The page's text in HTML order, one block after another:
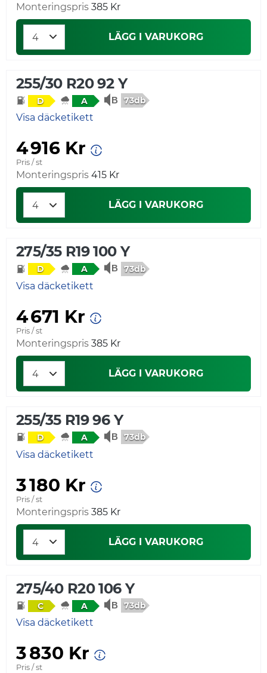
Monteringspris 385 Kr
LÄGG I VARUKORG
255/30 R20 92 Y
D A 73db
Visa däcketikett
4 916 Kr
Pris / st
Monteringspris 415 Kr
LÄGG I VARUKORG
275/35 R19 100 Y
D A 73db
Visa däcketikett
4 671 Kr
Pris / st
Monteringspris 385 Kr
LÄGG I VARUKORG
255/35 R19 96 Y
D A 73db
Visa däcketikett
3 180 Kr
Pris / st
Monteringspris 385 Kr
LÄGG I VARUKORG
275/40 R20 106 Y
C A 73db
Visa däcketikett
3 830 Kr
Pris / st